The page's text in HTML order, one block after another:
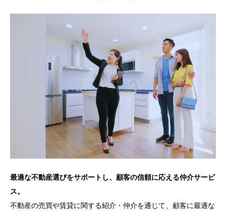
最適な不動産選びをサポートし、顧客の信頼に応える仲介サービ
ス。
不動産の売買や賃貸に関する紹介・仲介を通じて、顧客に最適な